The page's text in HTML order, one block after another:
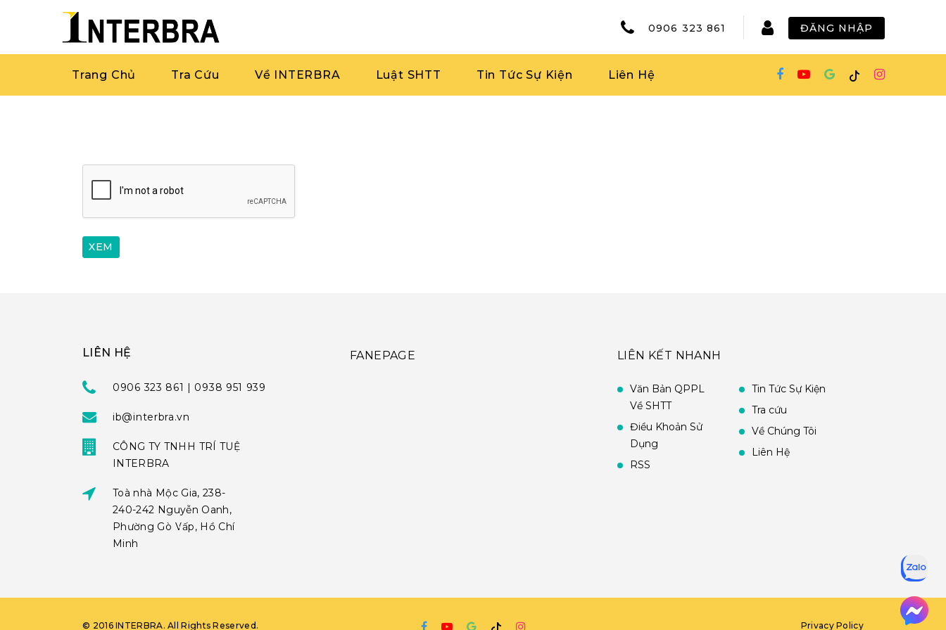
0906 323 861 ĐĂNG NHẬP
Trang Chủ Tra Cứu Về INTERBRA Luật SHTT Tin Tức Sự Kiện Liên Hệ
LIÊN HỆ
0906 323 861 | 0938 951 939
ib@interbra.vn
CÔNG TY TNHH TRÍ TUỆ
INTERBRA
Toà nhà Mộc Gia, 238-
240-242 Nguyễn Oanh,
Phường Gò Vấp, Hồ Chí
Minh
FANEPAGE LIÊN KẾT NHANH
Văn Bản QPPL
Về SHTT
Điều Khoản Sử
Dụng
RSS
Tin Tức Sự Kiện
Tra cứu
Về Chúng Tôi
Liên Hệ
© 2016 INTERBRA. All Rights Reserved. Privacy Policy